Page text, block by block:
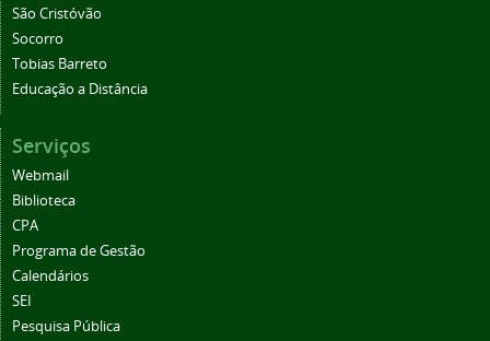
São Cristóvão
Socorro
Tobias Barreto
Educação a Distância
Serviços
Webmail
Biblioteca
CPA
Programa de Gestão
Calendários
SEI
Pesquisa Pública